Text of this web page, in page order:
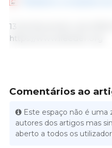
13 de Novembro de 2025/
https://www.ifeeder.org
Comentários ao
Este espaço não é uma
autores dos artigos mas
aberto a todos os